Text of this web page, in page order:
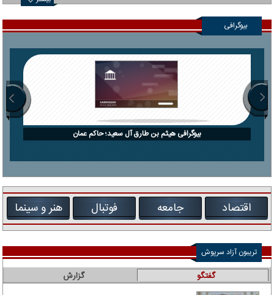
بیوگرافی
بیوگرافی هیثم بن طارق آل سعید؛ حاکم عمان
اقتصاد جامعه فوتبال هنر و سینما
تریبون آزاد سرپوش
گفتگو گزارش